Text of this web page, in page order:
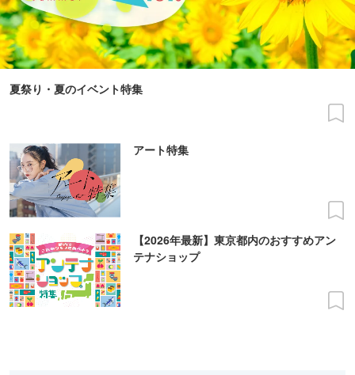
夏祭り・夏のイベント特集
アート特集
【2026年最新】東京都内のおすすめアン
テナショップ